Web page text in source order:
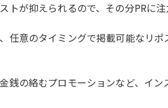
トが抑えられるので、その分PRに注
任意のタイミングで掲載可能なリ
銭の絡むプロモーションなど、イ